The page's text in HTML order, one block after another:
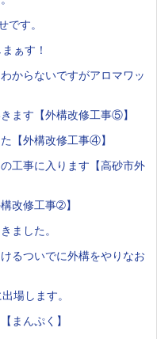
です。
ぁす！
からないですがアロマワッ
ます【外構改修工事⑤】
【外構改修工事④】
工事に入ります【高砂市外
改修工事➁】
ました。
るついでに外構をやりなお
場します。
まんぷく】